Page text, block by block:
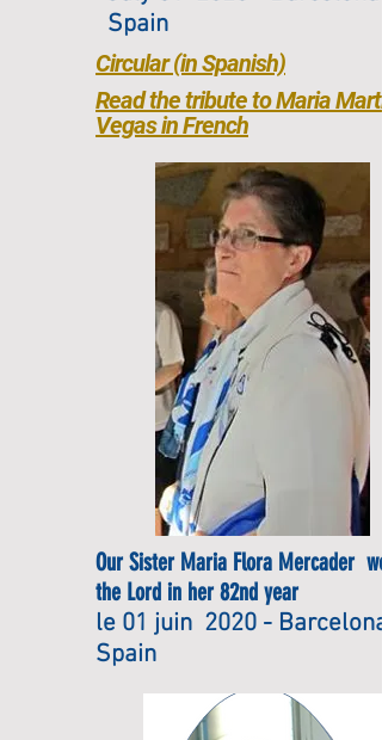
Spain
Circular (in Spanish)
Read the tribute to Maria
Vegas in French
Our Sister Maria Flora Mercader
the Lord in her 82nd year
le 01 juin 2020 - Barcelona
Spain